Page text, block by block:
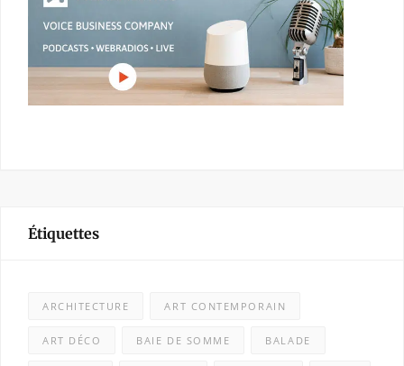
Étiquettes
ARCHITECTURE ART CONTEMPORAIN
ART DÉCO BAIE DE SOMME BALADE